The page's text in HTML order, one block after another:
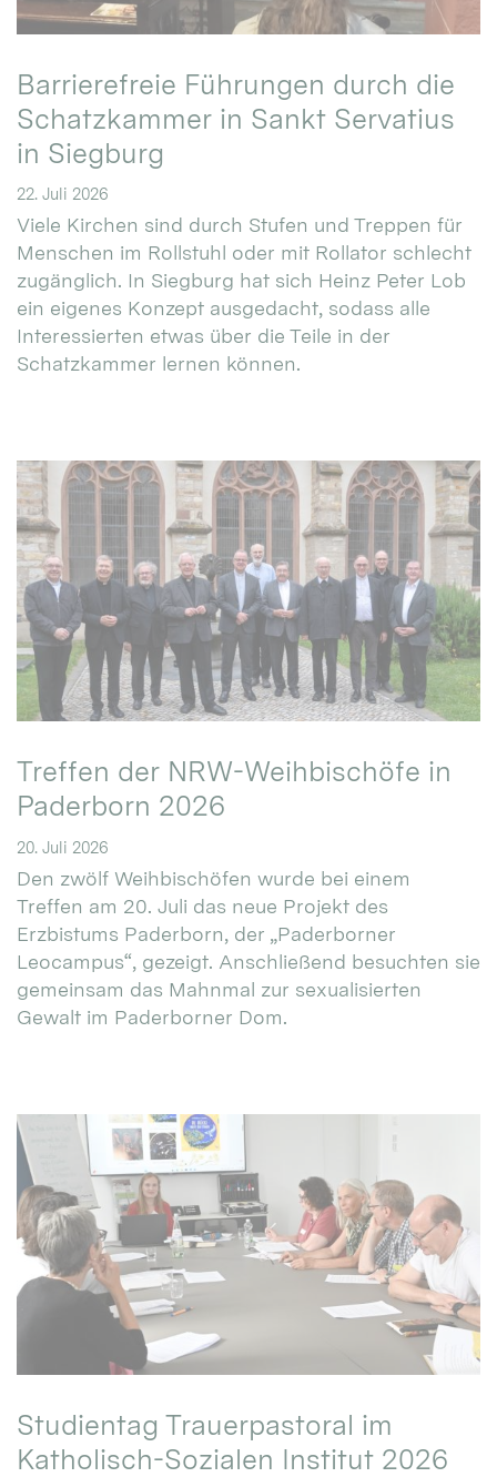
Barrierefreie Führungen durch die
Schatzkammer in Sankt Servatius
in Siegburg
22. Juli 2026
Viele Kirchen sind durch Stufen und Treppen für
Menschen im Rollstuhl oder mit Rollator schlecht
zugänglich. In Siegburg hat sich Heinz Peter Lob
ein eigenes Konzept ausgedacht, sodass alle
Interessierten etwas über die Teile in der
Schatzkammer lernen können.
Treffen der NRW-Weihbischöfe in
Paderborn 2026
20. Juli 2026
Den zwölf Weihbischöfen wurde bei einem
Treffen am 20. Juli das neue Projekt des
Erzbistums Paderborn, der „Paderborner
Leocampus“, gezeigt. Anschließend besuchten sie
gemeinsam das Mahnmal zur sexualisierten
Gewalt im Paderborner Dom.
Studientag Trauerpastoral im
Katholisch-Sozialen Institut 2026